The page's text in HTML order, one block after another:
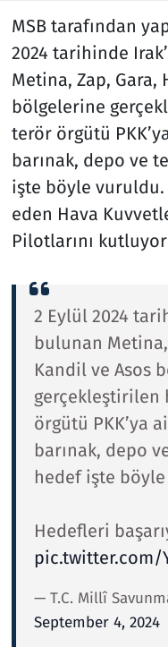
MSB tarafından
2024 tarihinde
Metina, Zap, Gara,
bölgelerine
terör örgütü
barınak, depo ve
işte böyle vuruldu.
eden Hava
Pilotlarını
2 Eylül 2024
bulunan
Kandil ve Asos
gerçekleştirilen
örgütü PKK’ya
barınak, depo
hedef işte
Hedefleri
pic.twitter.com/
— T.C. Millî
September 4, 2024
Spor
Teknoloji ve
Televizyon